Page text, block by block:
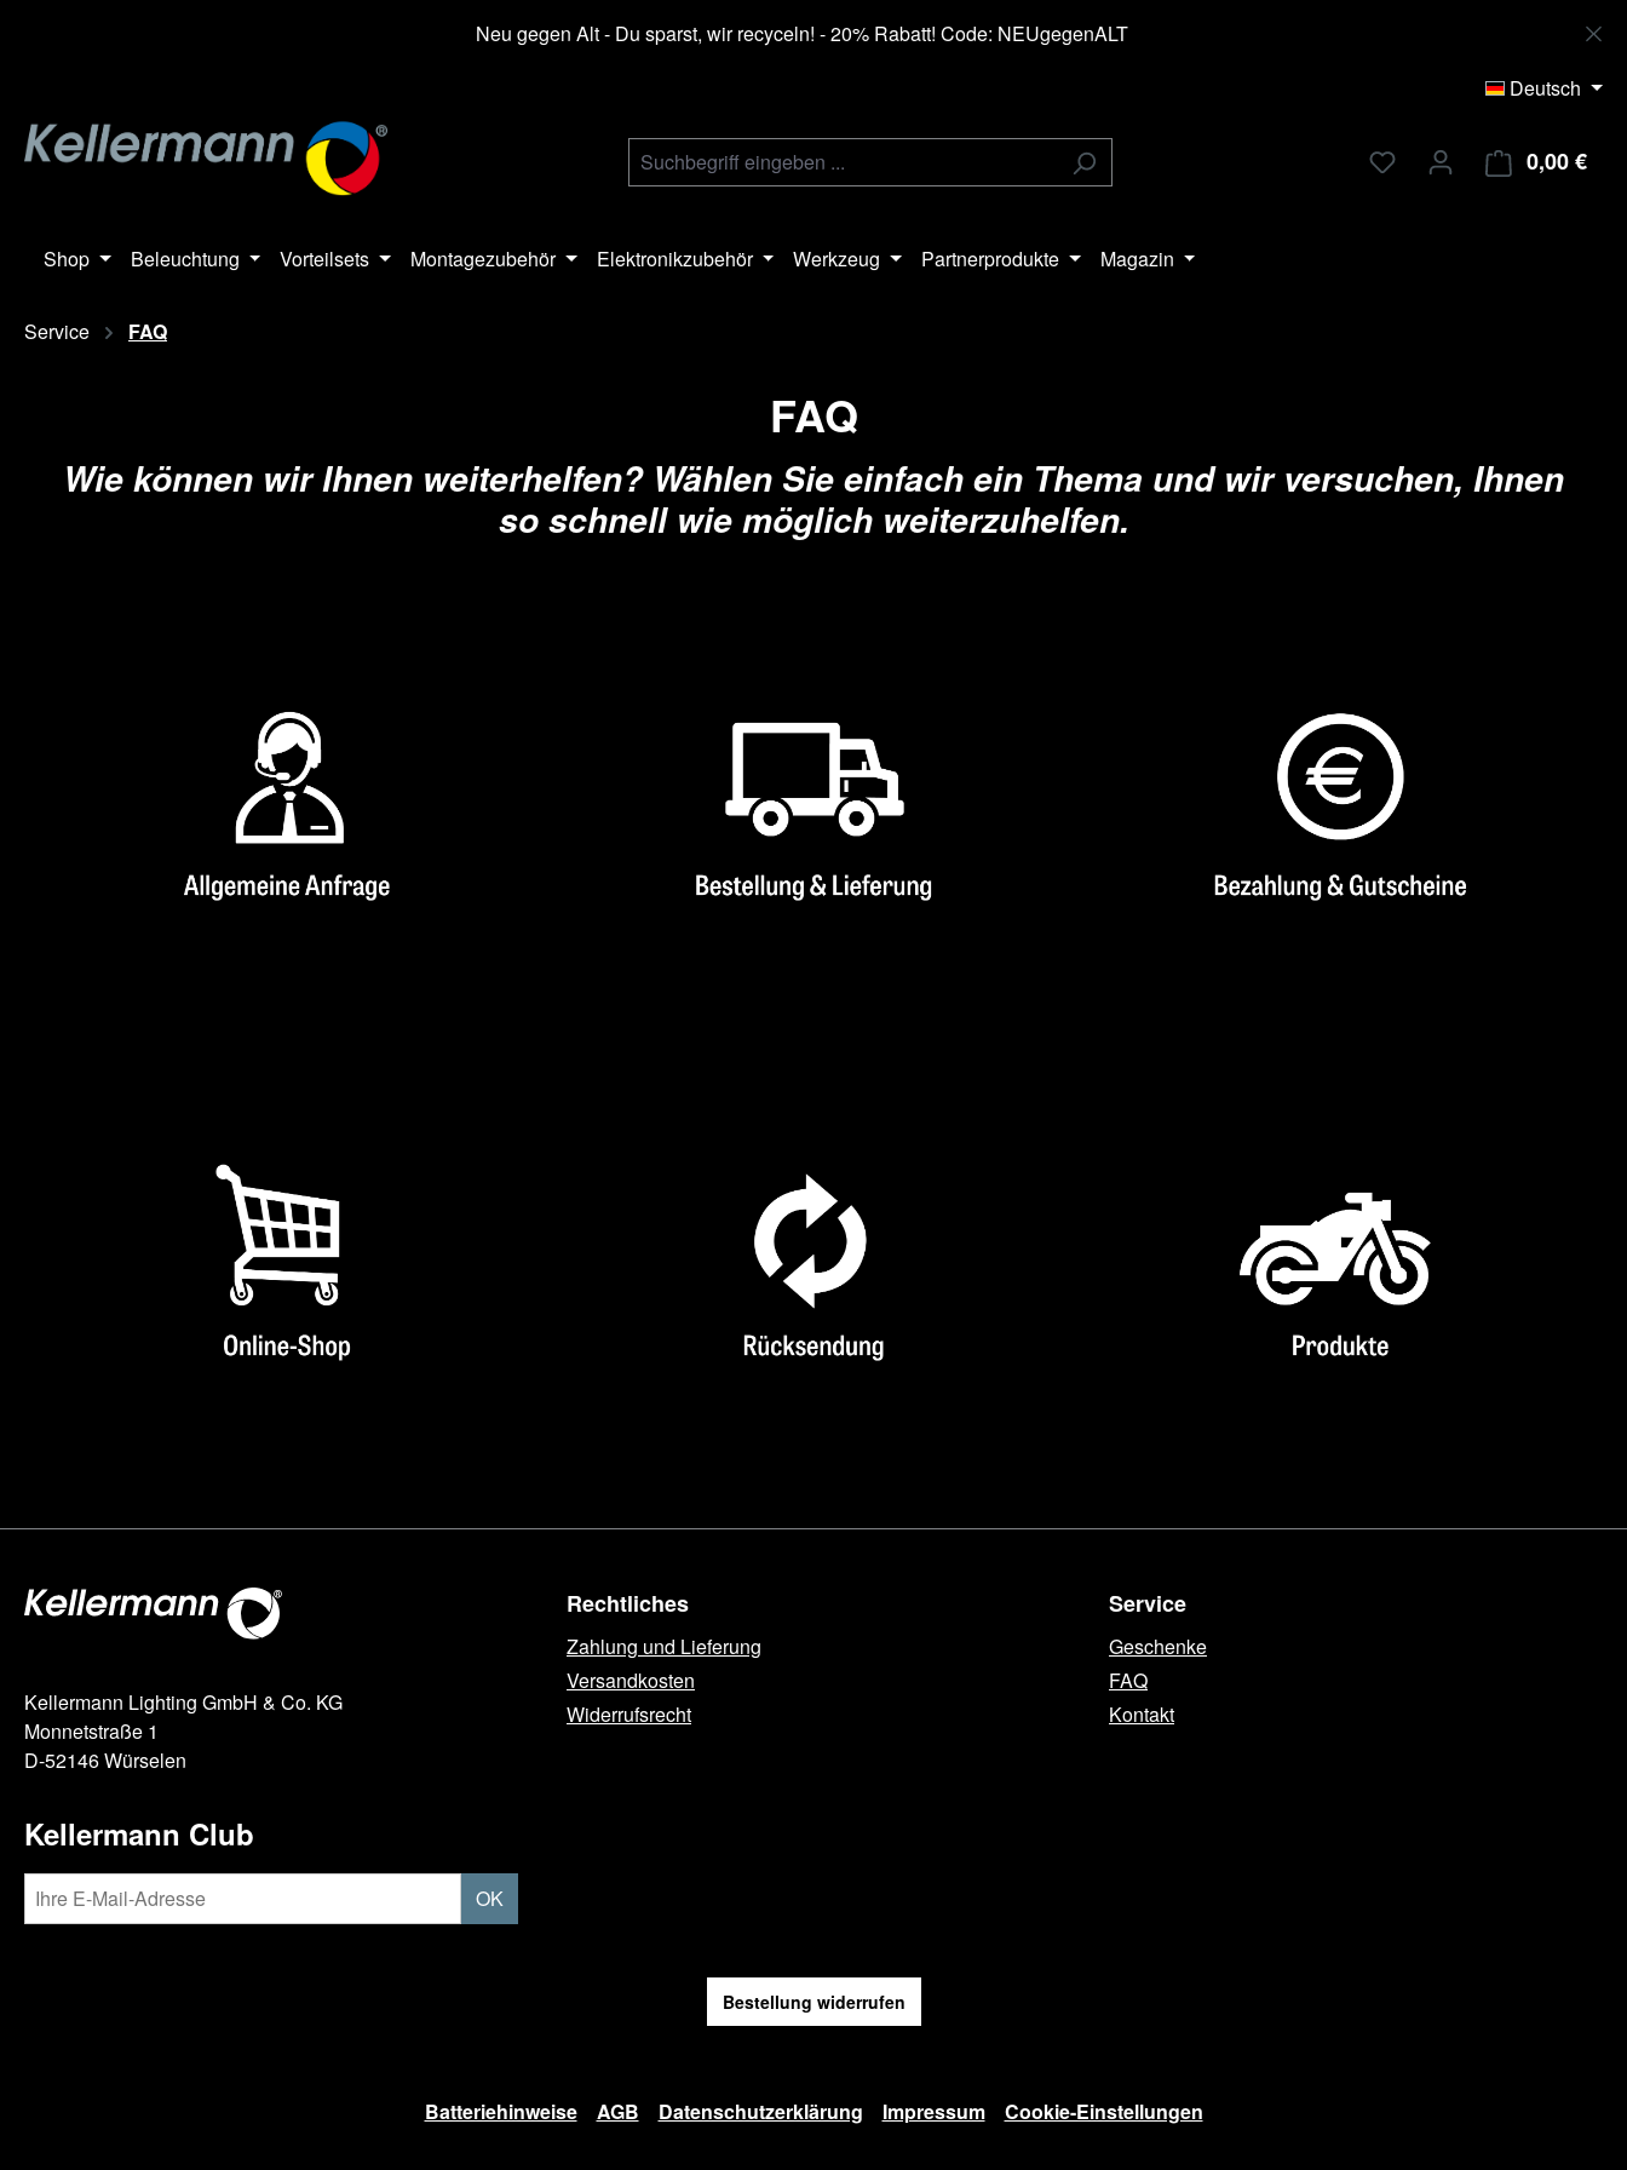
Neu gegen Alt - Du sparst, wir recyceln! - 20% Rabatt! Code: NEUgegenALT
Deutsch
0,00 €
Shop Beleuchtung Vorteilsets Montagezubehör Elektronikzubehör Werkzeug Partnerprodukte Magazin
Service FAQ
FAQ
Wie können wir Ihnen weiterhelfen? Wählen Sie einfach ein Thema und wir versuchen, Ihnen
so schnell wie möglich weiterzuhelfen.
Kellermann Lighting GmbH & Co. KG
Monnetstraße 1
D-52146 Würselen
Kellermann Club
OK
Rechtliches
Zahlung und Lieferung
Versandkosten
Widerrufsrecht
Service
Geschenke
FAQ
Kontakt
Bestellung widerrufen
Batteriehinweise AGB Datenschutzerklärung Impressum Cookie-Einstellungen